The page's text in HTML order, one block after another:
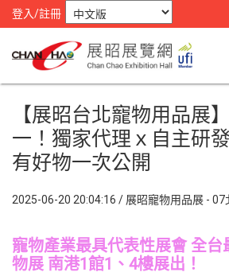
登入/註冊
【展昭台北寵物用品展
一！獨家代理ｘ自主研
有好物一次公開
2025-06-20 20:04:16 / 展昭寵物用品展 - 07
寵物產業最具代表性展會 全台
物展 南港1館1、4樓展出！